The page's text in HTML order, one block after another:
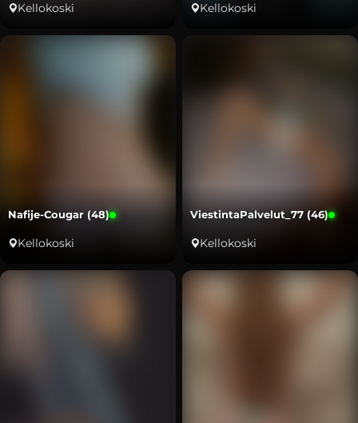
Kellokoski Kellokoski
Nafije-Cougar (48)
Kellokoski
ViestintaPalvelut_77 (46)
Kellokoski